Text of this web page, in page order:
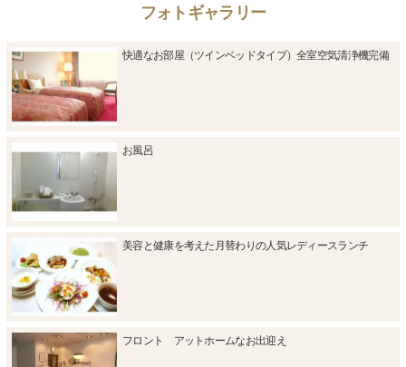
フォトギャラリー
快適なお部屋（ツインベッドタイプ）全室空気清浄機完備
お風呂
美容と健康を考えた月替わりの人気レディースランチ
フロント アットホームなお出迎え